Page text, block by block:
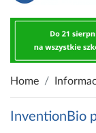
Home
InventionBio